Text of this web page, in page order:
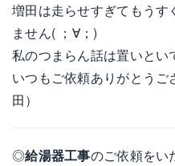
増田は走らせすぎてもう
ません( ；∀；)
私のつまらん話は置いとい
いつもご依頼ありがとう
田）
◎給湯器工事のご依頼をい